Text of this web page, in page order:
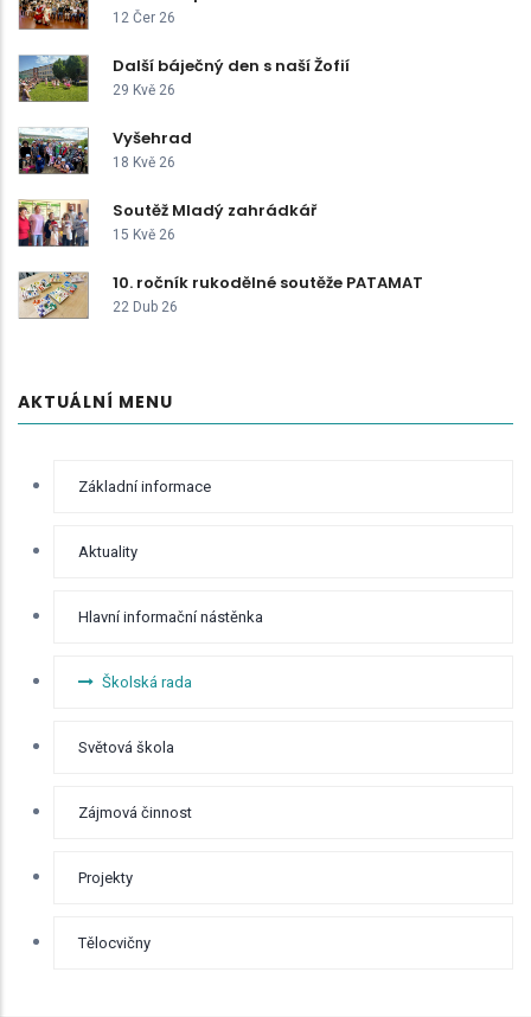
12 Čer 26
Další báječný den s naší Žofií
29 Kvě 26
Vyšehrad
18 Kvě 26
Soutěž Mladý zahrádkář
15 Kvě 26
10. ročník rukodělné soutěže PATAMAT
22 Dub 26
AKTUÁLNÍ MENU
RYCHLÉ
BOČNÍZákladní informace
Aktuality
Hlavní informační nástěnka
Školská rada
Světová škola
Zájmová činnost
Projekty
Tělocvičny